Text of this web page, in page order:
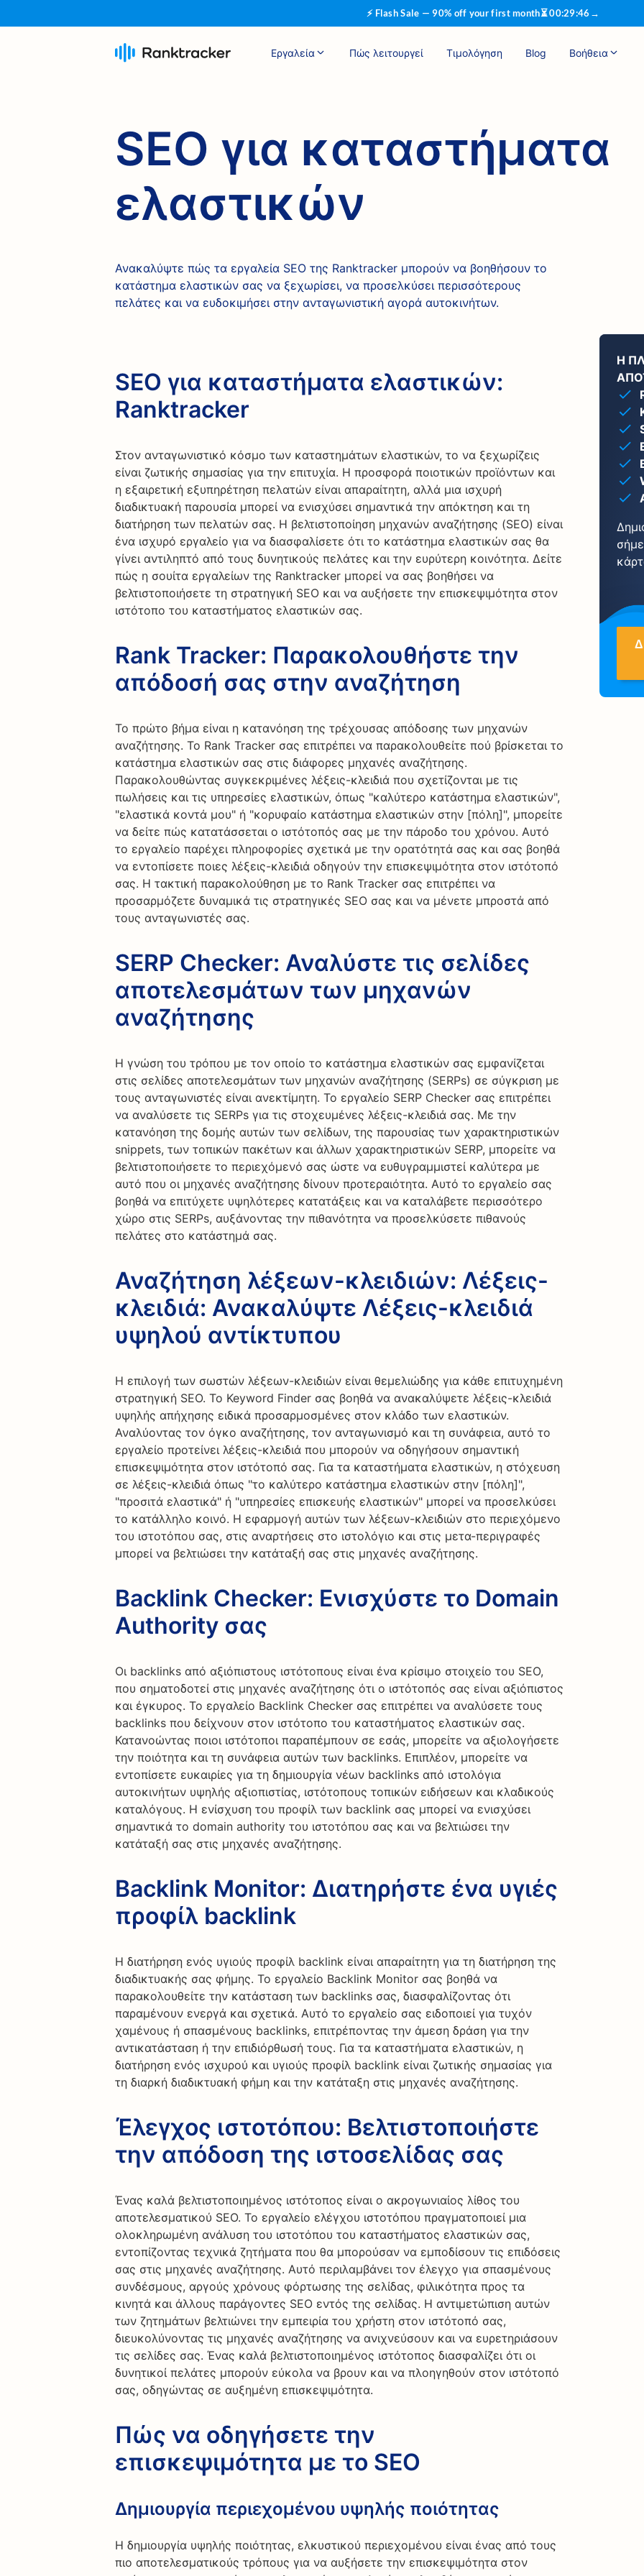
⚡ Flash Sale — 90% off your first month⏳00:29:45 →
Εργαλεία Πώς λειτουργεί Τιμολόγηση Blog Βοήθεια
SEO για καταστήματα
ελαστικών
Ανακαλύψτε πώς τα εργαλεία SEO της Ranktracker μπορούν να βοηθήσουν το
κατάστημα ελαστικών σας να ξεχωρίσει, να προσελκύσει περισσότερους
πελάτες και να ευδοκιμήσει στην ανταγωνιστική αγορά αυτοκινήτων.
SEO για καταστήματα ελαστικών:
Ranktracker
Στον ανταγωνιστικό κόσμο των καταστημάτων ελαστικών, το να ξεχωρίζεις
είναι ζωτικής σημασίας για την επιτυχία. Η προσφορά ποιοτικών προϊόντων και
η εξαιρετική εξυπηρέτηση πελατών είναι απαραίτητη, αλλά μια ισχυρή
διαδικτυακή παρουσία μπορεί να ενισχύσει σημαντικά την απόκτηση και τη
διατήρηση των πελατών σας. Η βελτιστοποίηση μηχανών αναζήτησης (SEO) είναι
ένα ισχυρό εργαλείο για να διασφαλίσετε ότι το κατάστημα ελαστικών σας θα
γίνει αντιληπτό από τους δυνητικούς πελάτες και την ευρύτερη κοινότητα. Δείτε
πώς η σουίτα εργαλείων της Ranktracker μπορεί να σας βοηθήσει να
βελτιστοποιήσετε τη στρατηγική SEO και να αυξήσετε την επισκεψιμότητα στον
ιστότοπο του καταστήματος ελαστικών σας.
Rank Tracker: Παρακολουθήστε την
απόδοσή σας στην αναζήτηση
Το πρώτο βήμα είναι η κατανόηση της τρέχουσας απόδοσης των μηχανών
αναζήτησης. Το Rank Tracker σας επιτρέπει να παρακολουθείτε πού βρίσκεται το
κατάστημα ελαστικών σας στις διάφορες μηχανές αναζήτησης.
Παρακολουθώντας συγκεκριμένες λέξεις-κλειδιά που σχετίζονται με τις
πωλήσεις και τις υπηρεσίες ελαστικών, όπως "καλύτερο κατάστημα ελαστικών",
"ελαστικά κοντά μου" ή "κορυφαίο κατάστημα ελαστικών στην [πόλη]", μπορείτε
να δείτε πώς κατατάσσεται ο ιστότοπός σας με την πάροδο του χρόνου. Αυτό
το εργαλείο παρέχει πληροφορίες σχετικά με την ορατότητά σας και σας βοηθά
να εντοπίσετε ποιες λέξεις-κλειδιά οδηγούν την επισκεψιμότητα στον ιστότοπό
σας. Η τακτική παρακολούθηση με το Rank Tracker σας επιτρέπει να
προσαρμόζετε δυναμικά τις στρατηγικές SEO σας και να μένετε μπροστά από
τους ανταγωνιστές σας.
SERP Checker: Αναλύστε τις σελίδες
αποτελεσμάτων των μηχανών
αναζήτησης
Η γνώση του τρόπου με τον οποίο το κατάστημα ελαστικών σας εμφανίζεται
στις σελίδες αποτελεσμάτων των μηχανών αναζήτησης (SERPs) σε σύγκριση με
τους ανταγωνιστές είναι ανεκτίμητη. Το εργαλείο SERP Checker σας επιτρέπει
να αναλύσετε τις SERPs για τις στοχευμένες λέξεις-κλειδιά σας. Με την
κατανόηση της δομής αυτών των σελίδων, της παρουσίας των χαρακτηριστικών
snippets, των τοπικών πακέτων και άλλων χαρακτηριστικών SERP, μπορείτε να
βελτιστοποιήσετε το περιεχόμενό σας ώστε να ευθυγραμμιστεί καλύτερα με
αυτό που οι μηχανές αναζήτησης δίνουν προτεραιότητα. Αυτό το εργαλείο σας
βοηθά να επιτύχετε υψηλότερες κατατάξεις και να καταλάβετε περισσότερο
χώρο στις SERPs, αυξάνοντας την πιθανότητα να προσελκύσετε πιθανούς
πελάτες στο κατάστημά σας.
Αναζήτηση λέξεων-κλειδιών: Λέξεις-
κλειδιά: Ανακαλύψτε Λέξεις-κλειδιά
υψηλού αντίκτυπου
Η επιλογή των σωστών λέξεων-κλειδιών είναι θεμελιώδης για κάθε επιτυχημένη
στρατηγική SEO. Το Keyword Finder σας βοηθά να ανακαλύψετε λέξεις-κλειδιά
υψηλής απήχησης ειδικά προσαρμοσμένες στον κλάδο των ελαστικών.
Αναλύοντας τον όγκο αναζήτησης, τον ανταγωνισμό και τη συνάφεια, αυτό το
εργαλείο προτείνει λέξεις-κλειδιά που μπορούν να οδηγήσουν σημαντική
επισκεψιμότητα στον ιστότοπό σας. Για τα καταστήματα ελαστικών, η στόχευση
σε λέξεις-κλειδιά όπως "το καλύτερο κατάστημα ελαστικών στην [πόλη]",
"προσιτά ελαστικά" ή "υπηρεσίες επισκευής ελαστικών" μπορεί να προσελκύσει
το κατάλληλο κοινό. Η εφαρμογή αυτών των λέξεων-κλειδιών στο περιεχόμενο
του ιστοτόπου σας, στις αναρτήσεις στο ιστολόγιο και στις μετα-περιγραφές
μπορεί να βελτιώσει την κατάταξή σας στις μηχανές αναζήτησης.
Backlink Checker: Ενισχύστε το Domain
Authority σας
Οι backlinks από αξιόπιστους ιστότοπους είναι ένα κρίσιμο στοιχείο του SEO,
που σηματοδοτεί στις μηχανές αναζήτησης ότι ο ιστότοπός σας είναι αξιόπιστος
και έγκυρος. Το εργαλείο Backlink Checker σας επιτρέπει να αναλύσετε τους
backlinks που δείχνουν στον ιστότοπο του καταστήματος ελαστικών σας.
Κατανοώντας ποιοι ιστότοποι παραπέμπουν σε εσάς, μπορείτε να αξιολογήσετε
την ποιότητα και τη συνάφεια αυτών των backlinks. Επιπλέον, μπορείτε να
εντοπίσετε ευκαιρίες για τη δημιουργία νέων backlinks από ιστολόγια
αυτοκινήτων υψηλής αξιοπιστίας, ιστότοπους τοπικών ειδήσεων και κλαδικούς
καταλόγους. Η ενίσχυση του προφίλ των backlink σας μπορεί να ενισχύσει
σημαντικά το domain authority του ιστοτόπου σας και να βελτιώσει την
κατάταξή σας στις μηχανές αναζήτησης.
Backlink Monitor: Διατηρήστε ένα υγιές
προφίλ backlink
Η διατήρηση ενός υγιούς προφίλ backlink είναι απαραίτητη για τη διατήρηση της
διαδικτυακής σας φήμης. Το εργαλείο Backlink Monitor σας βοηθά να
παρακολουθείτε την κατάσταση των backlinks σας, διασφαλίζοντας ότι
παραμένουν ενεργά και σχετικά. Αυτό το εργαλείο σας ειδοποιεί για τυχόν
χαμένους ή σπασμένους backlinks, επιτρέποντας την άμεση δράση για την
αντικατάσταση ή την επιδιόρθωσή τους. Για τα καταστήματα ελαστικών, η
διατήρηση ενός ισχυρού και υγιούς προφίλ backlink είναι ζωτικής σημασίας για
τη διαρκή διαδικτυακή φήμη και την κατάταξη στις μηχανές αναζήτησης.
Έλεγχος ιστοτόπου: Βελτιστοποιήστε
την απόδοση της ιστοσελίδας σας
Ένας καλά βελτιστοποιημένος ιστότοπος είναι ο ακρογωνιαίος λίθος του
αποτελεσματικού SEO. Το εργαλείο ελέγχου ιστοτόπου πραγματοποιεί μια
ολοκληρωμένη ανάλυση του ιστοτόπου του καταστήματος ελαστικών σας,
εντοπίζοντας τεχνικά ζητήματα που θα μπορούσαν να εμποδίσουν τις επιδόσεις
σας στις μηχανές αναζήτησης. Αυτό περιλαμβάνει τον έλεγχο για σπασμένους
συνδέσμους, αργούς χρόνους φόρτωσης της σελίδας, φιλικότητα προς τα
κινητά και άλλους παράγοντες SEO εντός της σελίδας. Η αντιμετώπιση αυτών
των ζητημάτων βελτιώνει την εμπειρία του χρήστη στον ιστότοπό σας,
διευκολύνοντας τις μηχανές αναζήτησης να ανιχνεύσουν και να ευρετηριάσουν
τις σελίδες σας. Ένας καλά βελτιστοποιημένος ιστότοπος διασφαλίζει ότι οι
δυνητικοί πελάτες μπορούν εύκολα να βρουν και να πλοηγηθούν στον ιστότοπό
σας, οδηγώντας σε αυξημένη επισκεψιμότητα.
Πώς να οδηγήσετε την
επισκεψιμότητα με το SEO
Δημιουργία περιεχομένου υψηλής ποιότητας
Η δημιουργία υψηλής ποιότητας, ελκυστικού περιεχομένου είναι ένας από τους
πιο αποτελεσματικούς τρόπους για να αυξήσετε την επισκεψιμότητα στον
Η